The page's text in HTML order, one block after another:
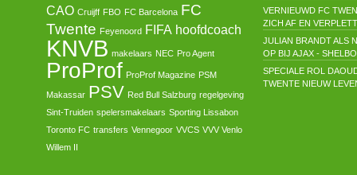
CAO Cruijff FBO FC Barcelona FC
Twente Feyenoord FIFA hoofdcoach
KNVB makelaars NEC Pro Agent
ProProf ProProf Magazine PSM
Makassar PSV Red Bull Salzburg regelgeving
Sint-Truiden spelersmakelaars Sporting Lissabon
Toronto FC transfers Vennegoor VVCS VVV Venlo
Willem II
VERNIEUWD FC
ZICH AF EN
JULIAN BRANDT ALS
OP BIJ AJAX -
SPECIALE ROL
TWENTE NIEUW